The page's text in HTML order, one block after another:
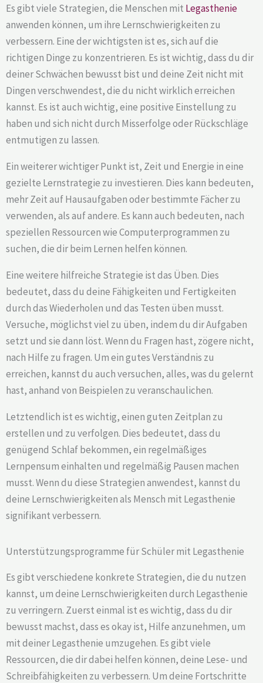
Es gibt viele Strategien, die Menschen mit Legasthenie
anwenden können, um ihre Lernschwierigkeiten zu
verbessern. Eine der wichtigsten ist es, sich auf die
richtigen Dinge zu konzentrieren. Es ist wichtig, dass du dir
deiner Schwächen bewusst bist und deine Zeit nicht mit
Dingen verschwendest, die du nicht wirklich erreichen
kannst. Es ist auch wichtig, eine positive Einstellung zu
haben und sich nicht durch Misserfolge oder Rückschläge
entmutigen zu lassen.
Ein weiterer wichtiger Punkt ist, Zeit und Energie in eine
gezielte Lernstrategie zu investieren. Dies kann bedeuten,
mehr Zeit auf Hausaufgaben oder bestimmte Fächer zu
verwenden, als auf andere. Es kann auch bedeuten, nach
speziellen Ressourcen wie Computerprogrammen zu
suchen, die dir beim Lernen helfen können.
Eine weitere hilfreiche Strategie ist das Üben. Dies
bedeutet, dass du deine Fähigkeiten und Fertigkeiten
durch das Wiederholen und das Testen üben musst.
Versuche, möglichst viel zu üben, indem du dir Aufgaben
setzt und sie dann löst. Wenn du Fragen hast, zögere nicht,
nach Hilfe zu fragen. Um ein gutes Verständnis zu
erreichen, kannst du auch versuchen, alles, was du gelernt
hast, anhand von Beispielen zu veranschaulichen.
Letztendlich ist es wichtig, einen guten Zeitplan zu
erstellen und zu verfolgen. Dies bedeutet, dass du
genügend Schlaf bekommen, ein regelmäßiges
Lernpensum einhalten und regelmäßig Pausen machen
musst. Wenn du diese Strategien anwendest, kannst du
deine Lernschwierigkeiten als Mensch mit Legasthenie
signifikant verbessern.
Unterstützungsprogramme für Schüler mit Legasthenie
Es gibt verschiedene konkrete Strategien, die du nutzen
kannst, um deine Lernschwierigkeiten durch Legasthenie
zu verringern. Zuerst einmal ist es wichtig, dass du dir
bewusst machst, dass es okay ist, Hilfe anzunehmen, um
mit deiner Legasthenie umzugehen. Es gibt viele
Ressourcen, die dir dabei helfen können, deine Lese- und
Schreibfähigkeiten zu verbessern. Um deine Fortschritte